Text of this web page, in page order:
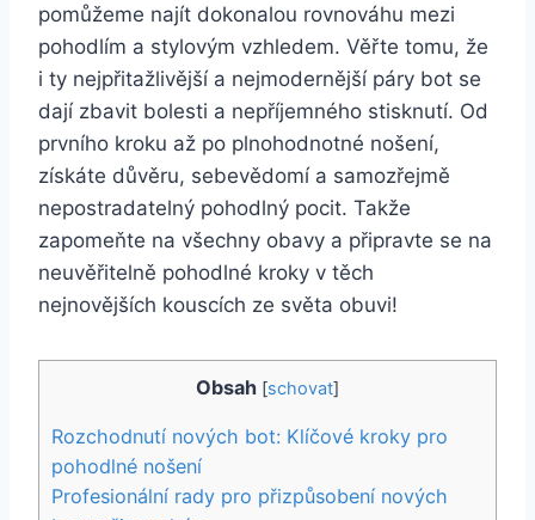
pomůžeme najít dokonalou rovnováhu mezi
pohodlím a stylovým vzhledem. Věřte tomu, že
i ‌ty nejpřitažlivější ‌a nejmodernější ⁣páry bot se
dají zbavit ‍bolesti a nepříjemného stisknutí. Od
prvního‍ kroku‍ až po plnohodnotné ‌nošení,
získáte důvěru, sebevědomí a samozřejmě ​
nepostradatelný pohodlný pocit. Takže
zapomeňte na všechny⁤ obavy ⁣a⁣ připravte se na
neuvěřitelně pohodlné kroky v těch
nejnovějších kouscích ze světa ⁣obuvi!
Obsah [schovat]
Rozchodnutí nových bot:‌ Klíčové kroky pro
pohodlné nošení
Profesionální rady pro přizpůsobení nových